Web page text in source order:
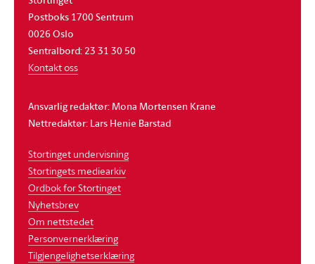
Postboks 1700 Sentrum
0026 Oslo
Sentralbord: 23 31 30 50
Kontakt oss
Ansvarlig redaktør: Mona Mortensen Krane
Nettredaktør: Lars Henie Barstad
Stortinget undervisning
Stortingets mediearkiv
Ordbok for Stortinget
Nyhetsbrev
Om nettstedet
Personvernerklæring
Tilgjengelighetserklæring